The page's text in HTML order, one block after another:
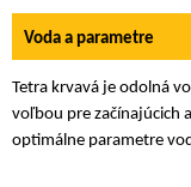
Voda a parametre
Tetra krvavá je odolná
voľbou pre začínajúcich
optimálne parametre